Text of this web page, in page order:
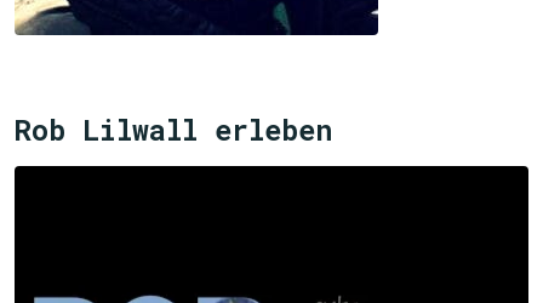
Rob Lilwall erleben